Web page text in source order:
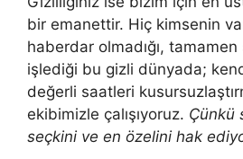
bir emanettir. Hiç kimsenin
haberdar olmadığı, tamamen
işlediği bu gizli dünyada;
değerli saatleri
ekibimizle çalışıyoruz. Çünkü
seçkini ve en özelini hak